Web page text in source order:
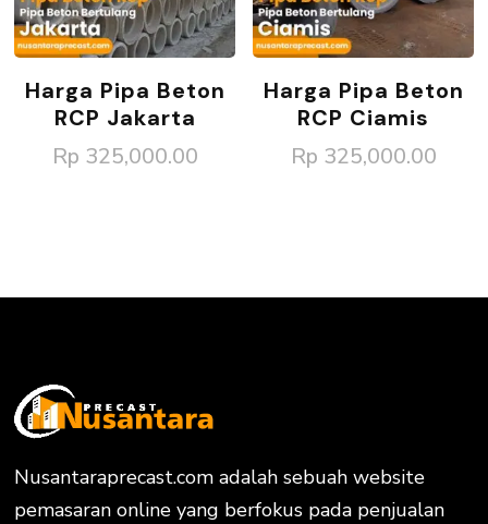
Harga Pipa Beton
RCP Jakarta
Rp 325,000.00
Harga Pipa Beton
RCP Ciamis
Rp 325,000.00
Nusantaraprecast.com adalah sebuah website
pemasaran online yang berfokus pada penjualan